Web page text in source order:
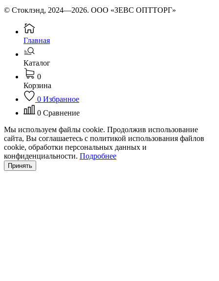
© Стоклэнд, 2024—2026. ООО «ЗЕВС ОПТТОРГ»
Главная
Каталог
0
Корзина
0 Избранное
0 Сравнение
Мы используем файлы cookie. Продолжив использование
сайта, Вы соглашаетесь с политикой использования файлов
cookie, обработки персональных данных и
конфиденциальности. Подробнее
Принять